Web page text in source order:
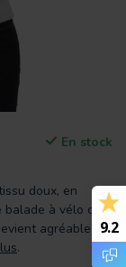
En stock
doux, en
à vélo ou
agréable et
.
9.2